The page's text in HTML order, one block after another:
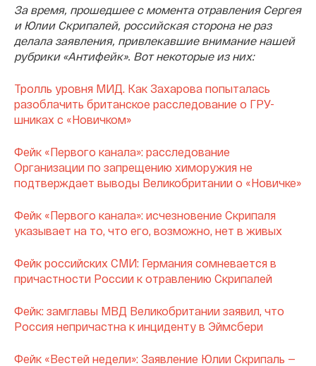
За время, прошедшее с момента отравления Сергея
и Юлии Скрипалей, российская сторона не раз
делала заявления, привлекавшие внимание нашей
рубрики «Антифейк». Вот некоторые из них:
Тролль уровня МИД. Как Захарова попыталась
разоблачить британское расследование о ГРУ-
шниках с «Новичком»
Фейк «Первого канала»: расследование
Организации по запрещению химоружия не
подтверждает выводы Великобритании о «Новичке»
Фейк «Первого канала»: исчезновение Скрипаля
указывает на то, что его, возможно, нет в живых
Фейк российских СМИ: Германия сомневается в
причастности России к отравлению Скрипалей
Фейк: замглавы МВД Великобритании заявил, что
Россия непричастна к инциденту в Эймсбери
Фейк «Вестей недели»: Заявление Юлии Скрипаль —